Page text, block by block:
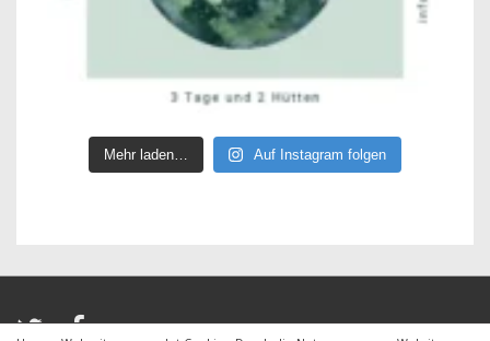
Mehr laden… Auf Instagram folgen